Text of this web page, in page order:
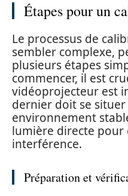
Étapes pour un
Le processus de
sembler complexe,
plusieurs étapes
commencer, il est
vidéoprojecteur est
dernier doit se
environnement
lumière directe pour
interférence.
Préparation et